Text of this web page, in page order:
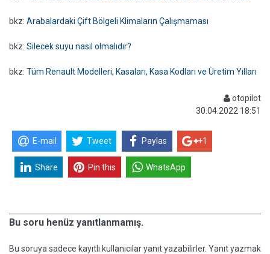
bkz: Arabalardaki Çift Bölgeli Klimaların Çalışmaması
bkz: Silecek suyu nasıl olmalıdır?
bkz: Tüm Renault Modelleri, Kasaları, Kasa Kodları ve Üretim Yılları
otopilot
30.04.2022 18:51
E-mail Tweet Paylas +1
Share Pin this WhatsApp
Bu soru henüz yanıtlanmamış.
Bu soruya sadece kayıtlı kullanıcılar yanıt yazabilirler. Yanıt yazmak